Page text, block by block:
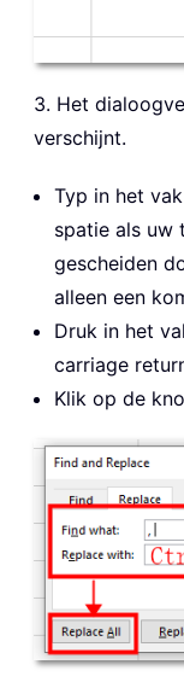
3. Het
verschijnt.
Typ in het
spatie als uw
gescheiden
alleen een
Druk in het
carriage
Klik op de